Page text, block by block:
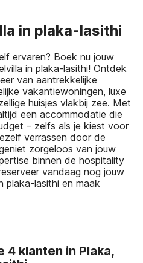
in plaka-lasithi
ervaren? Boek nu jouw
in plaka-lasithi! Ontdek
van aantrekkelijke
vakantiewoningen, luxe
huisjes vlakbij zee. Met
een accommodatie die
– zelfs als je kiest voor
verrassen door de
zorgeloos van jouw
binnen de hospitality
vandaag nog jouw
plaka-lasithi en maak
4 klanten in Plaka,